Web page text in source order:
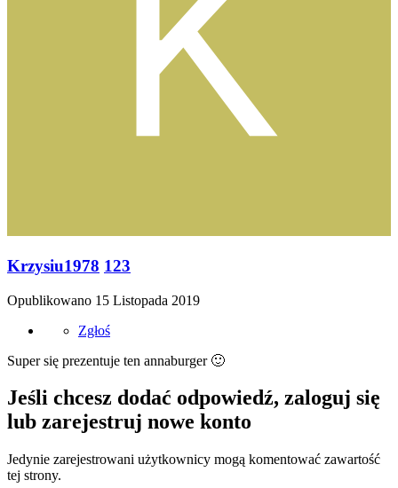
Krzysiu1978 123
Opublikowano 15 Listopada 2019
Zgłoś
Super się prezentuje ten annaburger 🙂
Jeśli chcesz dodać odpowiedź, zaloguj się
lub zarejestruj nowe konto
Jedynie zarejestrowani użytkownicy mogą komentować zawartość
tej strony.